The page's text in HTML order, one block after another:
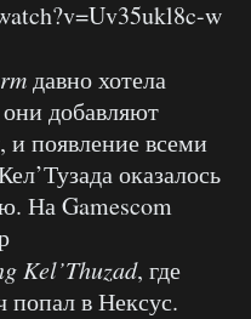
w
давно хотела
они добавляют
появление всеми
оказалось
На Gamescom
Kel’Thuzad, где
попал в Нексус.